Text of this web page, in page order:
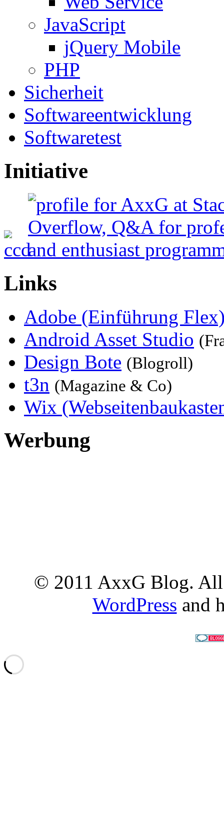
JavaScript
jQuery Mobile
PHP
Sicherheit
Softwareentwicklung
Softwaretest
Initiative
Links
Adobe (Einführung
Android Asset Studio
Design Bote (Blogroll)
t3n (Magazine & Co)
Wix
Werbung
© 2011 AxxG Blog. All
WordPress and